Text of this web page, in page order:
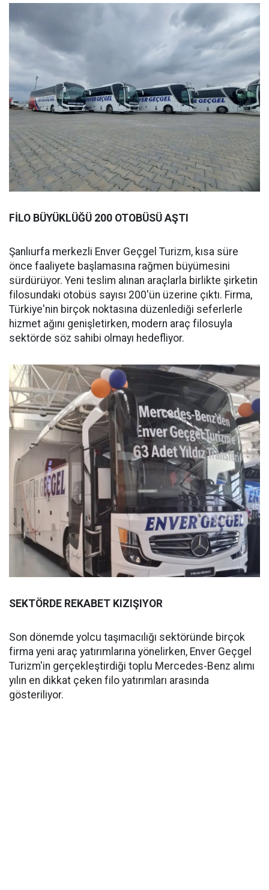
FİLO BÜYÜKLÜĞÜ 200 OTOBÜSÜ AŞTI
Şanlıurfa merkezli Enver Geçgel Turizm, kısa süre
önce faaliyete başlamasına rağmen büyümesini
sürdürüyor. Yeni teslim alınan araçlarla birlikte şirketin
filosundaki otobüs sayısı 200'ün üzerine çıktı. Firma,
Türkiye'nin birçok noktasına düzenlediği seferlerle
hizmet ağını genişletirken, modern araç filosuyla
sektörde söz sahibi olmayı hedefliyor.
SEKTÖRDE REKABET KIZIŞIYOR
Son dönemde yolcu taşımacılığı sektöründe birçok
firma yeni araç yatırımlarına yönelirken, Enver Geçgel
Turizm'in gerçekleştirdiği toplu Mercedes-Benz alımı
yılın en dikkat çeken filo yatırımları arasında
gösteriliyor.